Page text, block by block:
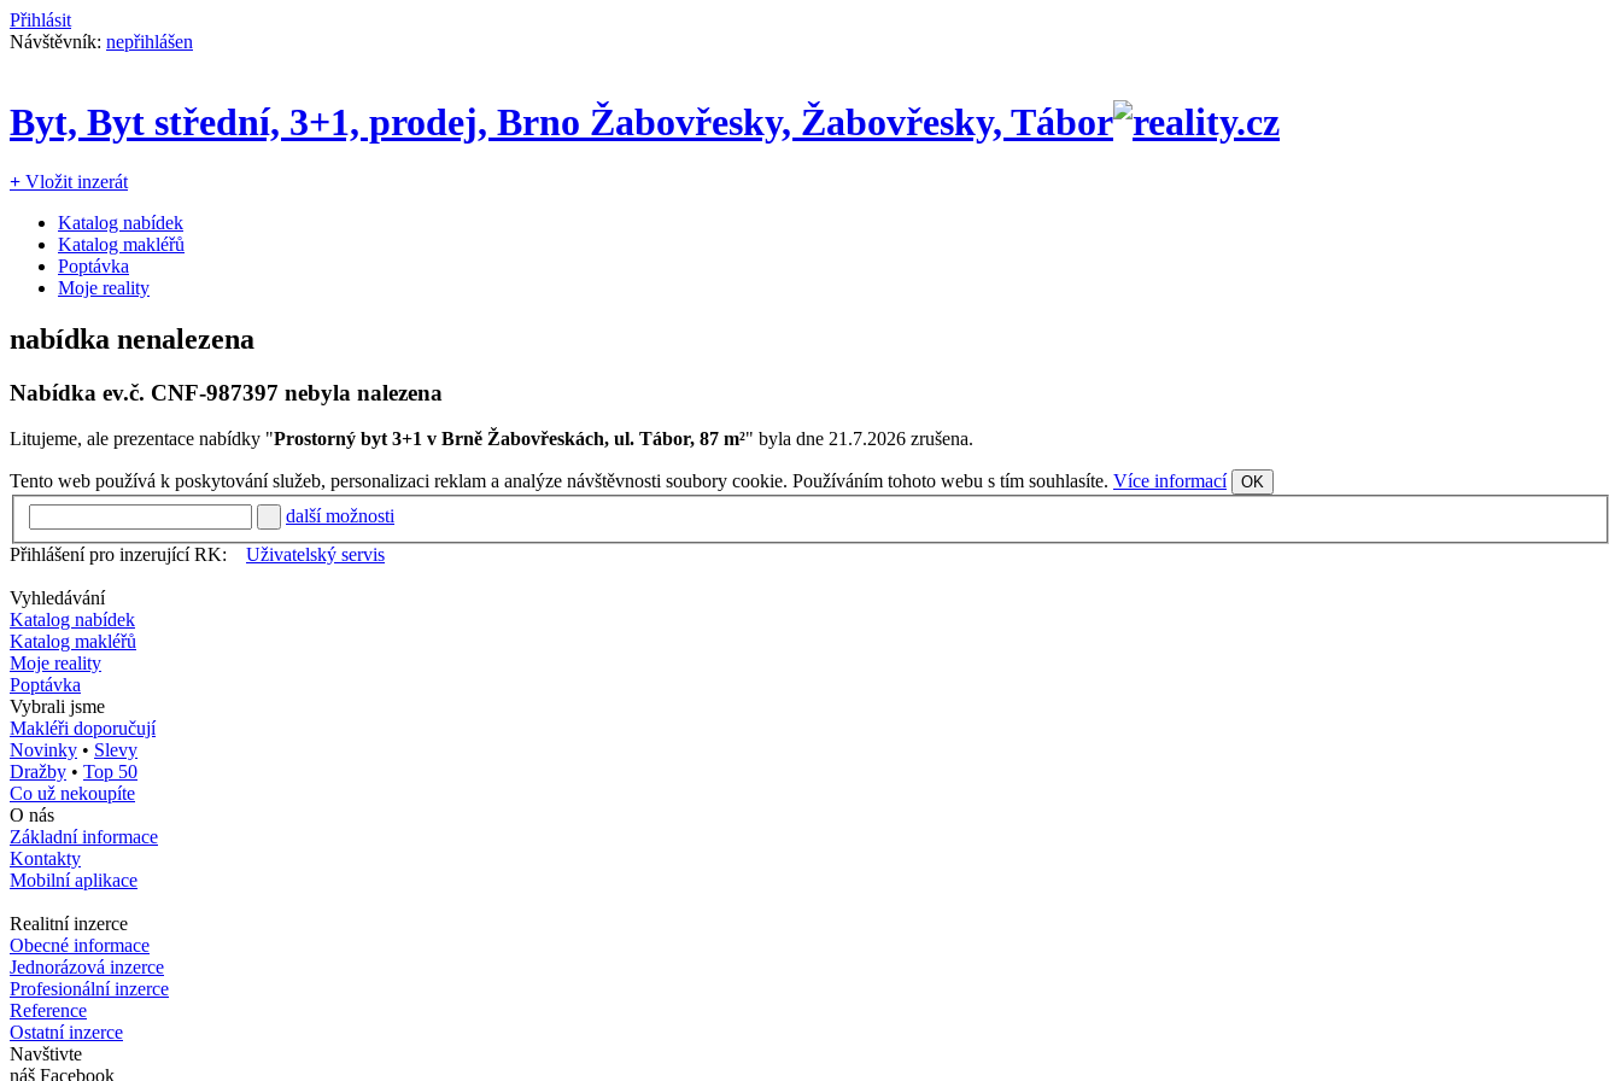
Přihlásit
Návštěvník: nepřihlášen
Byt, Byt střední, 3+1, prodej, Brno Žabovřesky, Žabovřesky, Tábor
+ Vložit inzerát
Katalog nabídek
Katalog makléřů
Poptávka
Moje reality
nabídka nenalezena
Nabídka ev.č. CNF-987397 nebyla nalezena
Litujeme, ale prezentace nabídky "Prostorný byt 3+1 v Brně Žabovřeskách, ul. Tábor, 87 m²" byla dne 21.7.2026 zrušena.
Tento web používá k poskytování služeb, personalizaci reklam a analýze návštěvnosti soubory cookie. Používáním tohoto webu s tím souhlasíte. Více informací OK
další možnosti
Přihlášení pro inzerující RK:
Uživatelský servis
Vyhledávání
Katalog nabídek
Katalog makléřů
Moje reality
Poptávka
Vybrali jsme
Makléři doporučují
Novinky • Slevy
Dražby • Top 50
Co už nekoupíte
O nás
Základní informace
Kontakty
Mobilní aplikace
Realitní inzerce
Obecné informace
Jednorázová inzerce
Profesionální inzerce
Reference
Ostatní inzerce
Navštivte
náš Facebook